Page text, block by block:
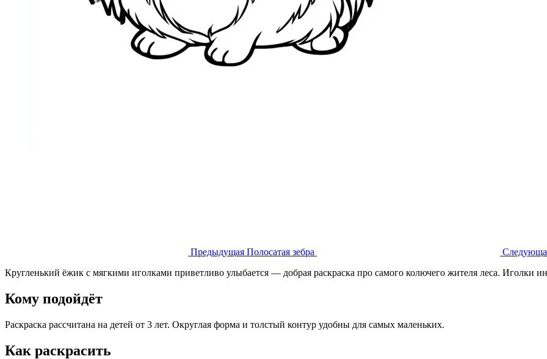
Предыдущая Полосатая зебра
Кругленький ёжик с мягкими иголками приветливо улыбается — добрая раскраска про самого колючего жителя леса. Иголки
Кому подойдёт
Раскраска рассчитана на детей от 3 лет. Округлая форма и толстый контур удобны для самых маленьких.
Как раскрасить